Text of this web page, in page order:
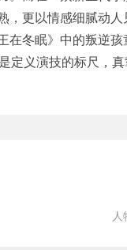
，更以情感细腻动
在冬眠》中的叛逆
定义演技的标尺，